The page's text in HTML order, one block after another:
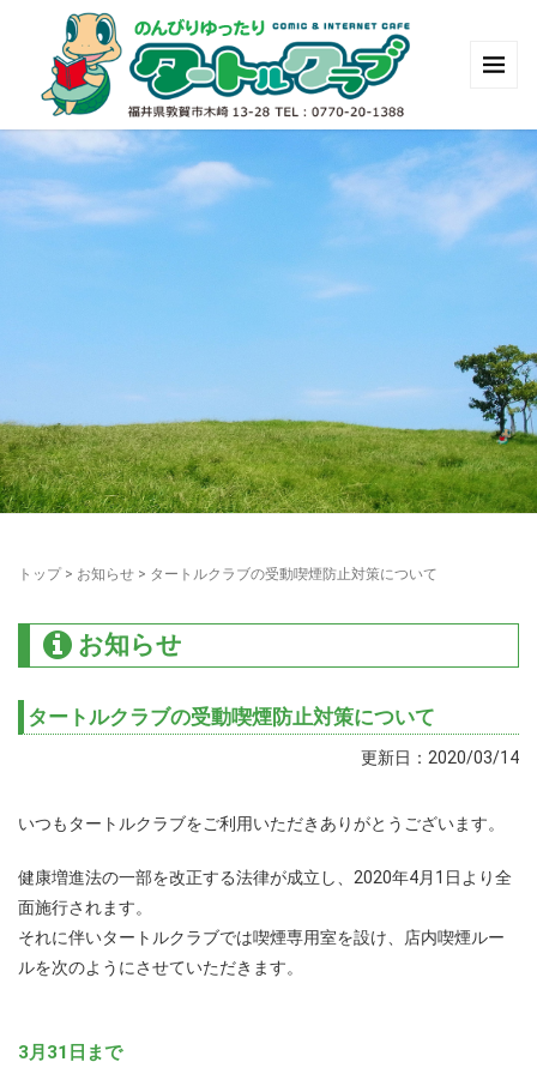
トップ> お知らせ > タートルクラブの受動喫煙防止対策について
お知らせ
タートルクラブの受動喫煙防止対策について
更新日：2020/03/14
いつもタートルクラブをご利用いただきありがとうございます。
健康増進法の一部を改正する法律が成立し、2020年4月1日より全
面施行されます。
それに伴いタートルクラブでは喫煙専用室を設け、店内喫煙ルー
ルを次のようにさせていただきます。
3月31日まで